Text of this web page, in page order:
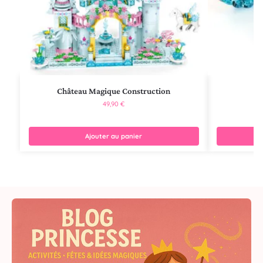
Château Magique Construction
49,90€
Ajouter au panier